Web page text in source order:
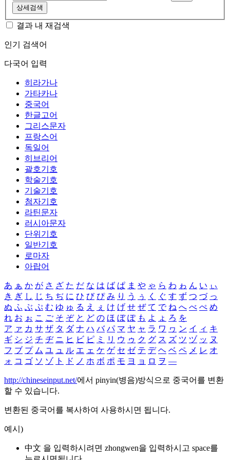
상세검색
결과 내 재검색
인기 검색어
다국어 입력
히라가나
가타카나
중국어
한글고어
그리스문자
프랑스어
독일어
히브리어
괄호기호
학술기호
기술기호
첨자기호
라틴문자
러시아문자
단위기호
일반기호
로마자
아랍어
あ ぁ か が さ ざ た だ な は ば ぱ ま や ゃ ら わ ゎ ん い ぃ
き ぎ し じ ち ぢ に ひ び ぴ み り う ぅ く ぐ す ず つ づ っ
ぬ ふ ぶ ぷ む ゆ ゅ る え ぇ け げ せ ぜ て で ね へ べ ぺ め
れ お ぉ こ ご そ ぞ と ど の ほ ぼ ぽ も よ ょ ろ を
ア ァ カ サ ザ タ ダ ナ ハ バ パ マ ヤ ャ ラ ワ ヮ ン イ ィ キ
ギ シ ジ チ ヂ ニ ヒ ビ ピ ミ リ ウ ゥ ク グ ス ズ ツ ヅ ッ ヌ
フ ブ プ ム ユ ュ ル エ ェ ケ ゲ セ ゼ テ デ ヘ ベ ペ メ レ オ
ォ コ ゴ ソ ゾ ト ド ノ ホ ボ ポ モ ヨ ョ ロ ヲ ―
http://chineseinput.net/에서 pinyin(병음)방식으로 중국어를 변환
할 수 있습니다.
변환된 중국어를 복사하여 사용하시면 됩니다.
예시)
中文 을 입력하시려면 zhongwen을 입력하시고 space를